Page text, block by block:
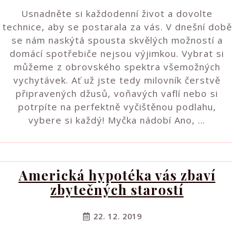
Usnadněte si každodenní život a dovolte
technice, aby se postarala za vás. V dnešní době
se nám naskýtá spousta skvělých možností a
domácí spotřebiče nejsou výjimkou. Vybrat si
můžeme z obrovského spektra všemožných
vychytávek. Ať už jste tedy milovník čerstvě
připravených džusů, voňavých vaflí nebo si
potrpíte na perfektně vyčištěnou podlahu,
vybere si každý! Myčka nádobí Ano, …
Americká hypotéka vás zbaví
zbytečných starostí
22. 12. 2019